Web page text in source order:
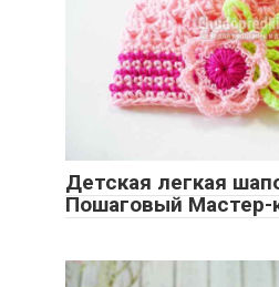
Детская легкая
Пошаговый Мастер-